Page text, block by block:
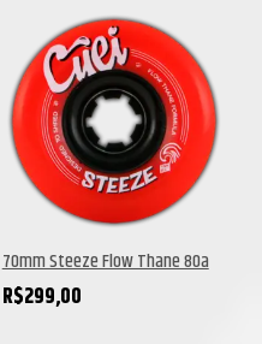
70mm Steeze Flow Thane 80a
R$299,00